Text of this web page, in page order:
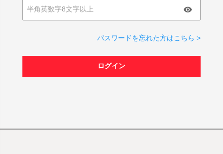
パスワードを忘れた方はこちら >
ログイン